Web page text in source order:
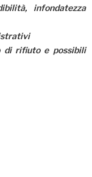
infondatezza
di rifiuto e possibili